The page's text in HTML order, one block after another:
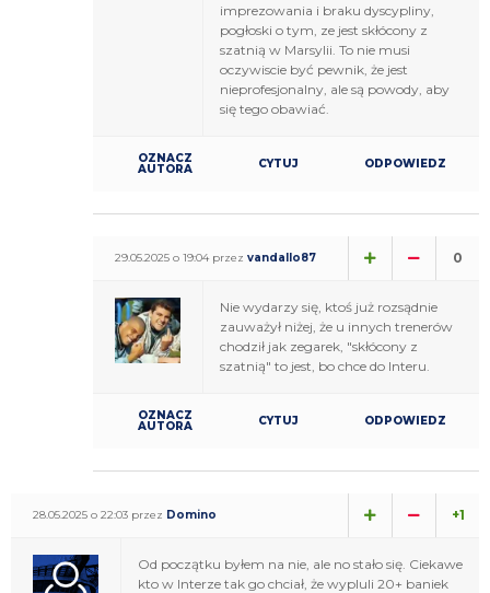
imprezowania i braku dyscypliny,
pogłoski o tym, ze jest skłócony z
szatnią w Marsylii. To nie musi
oczywiscie być pewnik, że jest
nieprofesjonalny, ale są powody, aby
się tego obawiać.
OZNACZ
AUTORA CYTUJ ODPOWIEDZ
29.05.2025 o 19:04 przez vandallo87 0
Nie wydarzy się, ktoś już rozsądnie
zauważył niżej, że u innych trenerów
chodził jak zegarek, "skłócony z
szatnią" to jest, bo chce do Interu.
OZNACZ
AUTORA CYTUJ ODPOWIEDZ
28.05.2025 o 22:03 przez Domino +1
Od początku byłem na nie, ale no stało się. Ciekawe
kto w Interze tak go chciał, że wypluli 20+ baniek